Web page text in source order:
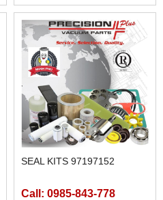
SEAL KITS 97197152
Call: 0985-843-778